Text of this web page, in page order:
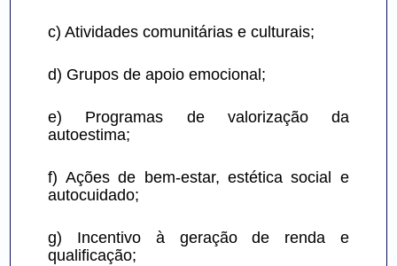
c) Atividades comunitárias e culturais;
d) Grupos de apoio emocional;
e) Programas de valorização da
autoestima;
f) Ações de bem-estar, estética social e
autocuidado;
g) Incentivo à geração de renda e
qualificação;